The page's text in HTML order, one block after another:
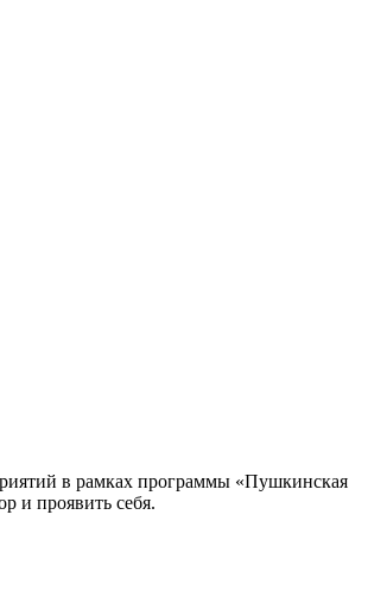
в рамках программы «Пушкинская
и проявить себя.